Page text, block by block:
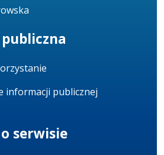
informacji publicznej
serwisie